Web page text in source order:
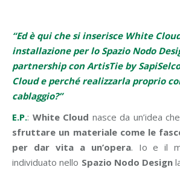
“Ed è qui che si inserisce White
installazione per lo Spazio Nodo
partnership con ArtisTie by
Cloud e perché realizzarla proprio
cablaggio?”
E.P.: White Cloud nasce da un’idea
sfruttare un materiale come le
per dar vita a un’opera. Io e il
individuato nello Spazio Nodo Design